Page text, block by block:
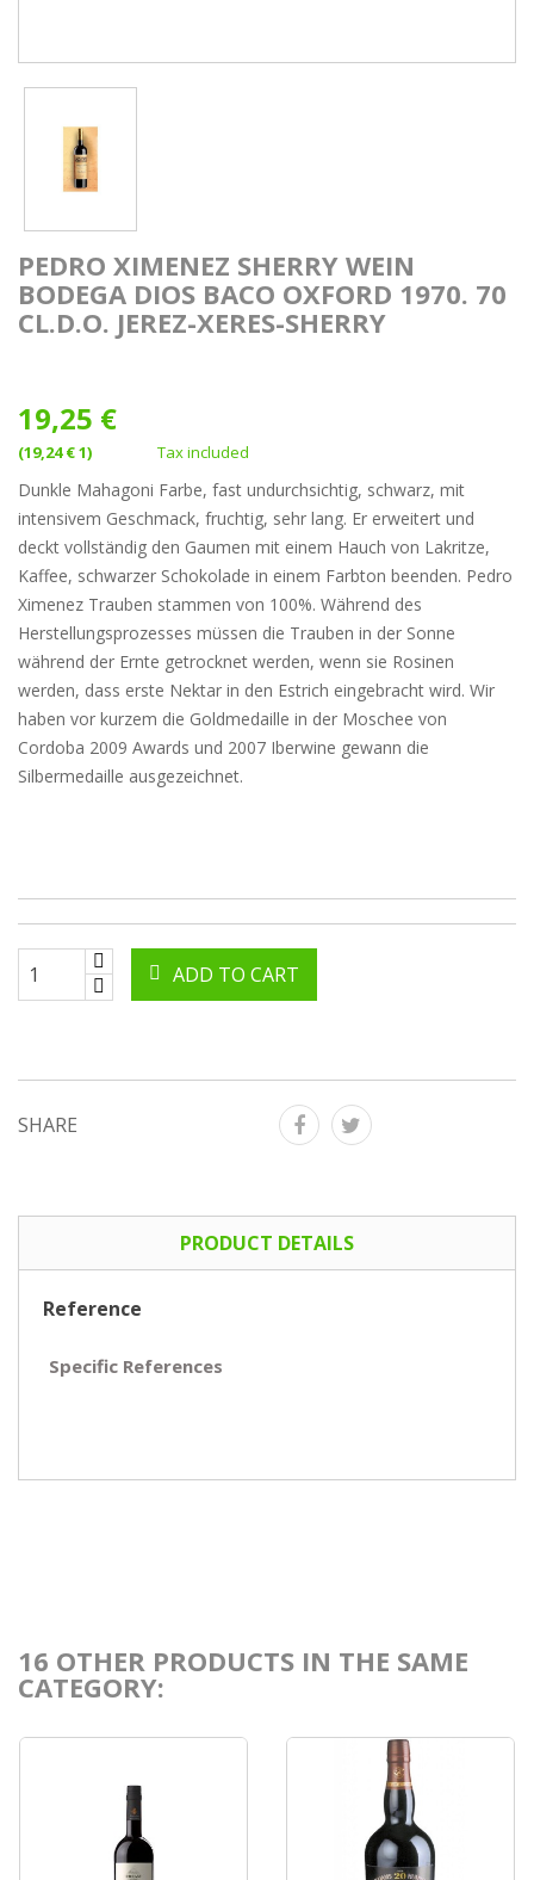
PEDRO XIMENEZ SHERRY WEIN
BODEGA DIOS BACO OXFORD 1970. 70
CL.D.O. JEREZ-XERES-SHERRY
19,25 €
(19,24 € 1) Tax included
Dunkle Mahagoni Farbe, fast undurchsichtig, schwarz, mit
intensivem Geschmack, fruchtig, sehr lang. Er erweitert und
deckt vollständig den Gaumen mit einem Hauch von Lakritze,
Kaffee, schwarzer Schokolade in einem Farbton beenden. Pedro
Ximenez Trauben stammen von 100%. Während des
Herstellungsprozesses müssen die Trauben in der Sonne
während der Ernte getrocknet werden, wenn sie Rosinen
werden, dass erste Nektar in den Estrich eingebracht wird. Wir
haben vor kurzem die Goldmedaille in der Moschee von
Cordoba 2009 Awards und 2007 Iberwine gewann die
Silbermedaille ausgezeichnet.
ADD TO CART
SHARE
PRODUCT DETAILS
Reference
Specific References
16 OTHER PRODUCTS IN THE SAME
CATEGORY: